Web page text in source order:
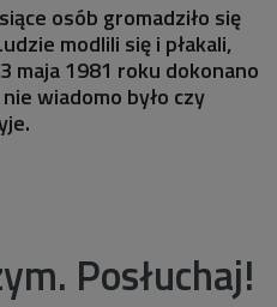
osób gromadziło się
modlili się i płakali,
maja 1981 roku dokonano
nie wiadomo było czy
Posłuchaj!